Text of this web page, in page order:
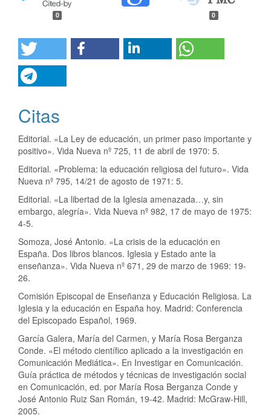
0 0
Citas
Editorial. «La Ley de educación, un primer paso importante y
positivo». Vida Nueva nº 725, 11 de abril de 1970: 5.
Editorial. «Problema: la educación religiosa del futuro». Vida
Nueva nº 795, 14/21 de agosto de 1971: 5.
Editorial. «La libertad de la Iglesia amenazada…y, sin
embargo, alegría». Vida Nueva nº 982, 17 de mayo de 1975:
4-5.
Somoza, José Antonio. «La crisis de la educación en
España. Dos libros blancos. Iglesia y Estado ante la
enseñanza». Vida Nueva nº 671, 29 de marzo de 1969: 19-
26.
Comisión Episcopal de Enseñanza y Educación Religiosa. La
Iglesia y la educación en España hoy. Madrid: Conferencia
del Episcopado Español, 1969.
García Galera, María del Carmen, y María Rosa Berganza
Conde. «El método científico aplicado a la investigación en
Comunicación Mediática». En Investigar en Comunicación.
Guía práctica de métodos y técnicas de investigación social
en Comunicación, ed. por María Rosa Berganza Conde y
José Antonio Ruiz San Román, 19-42. Madrid: McGraw-Hill,
2005.